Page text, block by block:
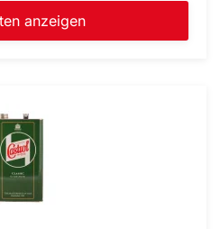
anzeigen